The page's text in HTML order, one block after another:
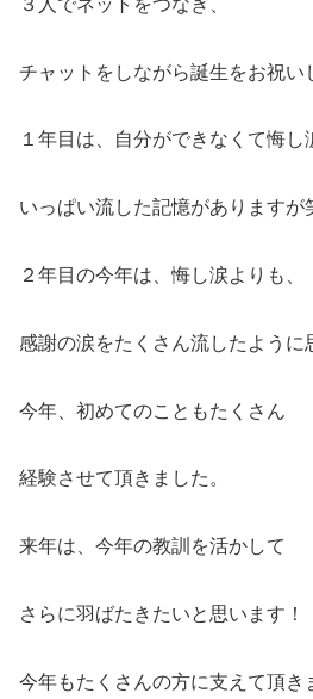
チャットをしながら誕生をお祝い
１年目は、自分ができなくて悔し
いっぱい流した記憶がありますが
２年目の今年は、悔し涙よりも、
感謝の涙をたくさん流したように
今年、初めてのこともたくさん
経験させて頂きました。
来年は、今年の教訓を活かして
さらに羽ばたきたいと思います！
今年もたくさんの方に支えて頂き